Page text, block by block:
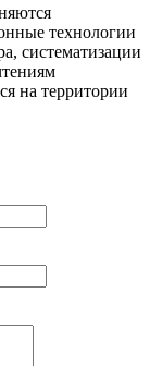
технологии
систематизации
на территории